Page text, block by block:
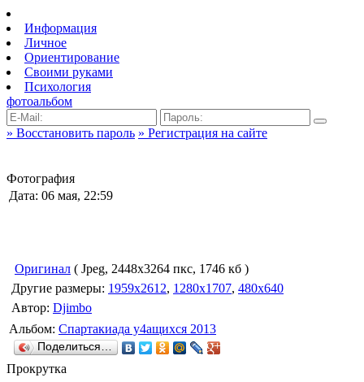
Информация
Личное
Ориентирование
Своими руками
Психология
фотоальбом
» Восстановить пароль » Регистрация на сайте
Фотография
Дата: 06 мая, 22:59
Оригинал ( Jpeg, 2448x3264 пкс, 1746 кб )
Другие размеры: 1959x2612, 1280x1707, 480x640
Автор: Djimbo
Альбом: Спартакиада у4ащихся 2013
Поделиться…
Прокрутка